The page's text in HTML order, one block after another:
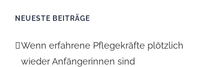
NEUESTE BEITRÄGE
Wenn erfahrene Pflegekräfte plötzlich
wieder Anfängerinnen sind